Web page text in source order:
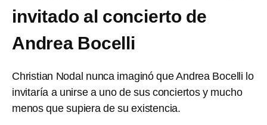
invitado al concierto de
Andrea Bocelli
Christian Nodal nunca imaginó que Andrea Bocelli lo
invitaría a unirse a uno de sus conciertos y mucho
menos que supiera de su existencia.